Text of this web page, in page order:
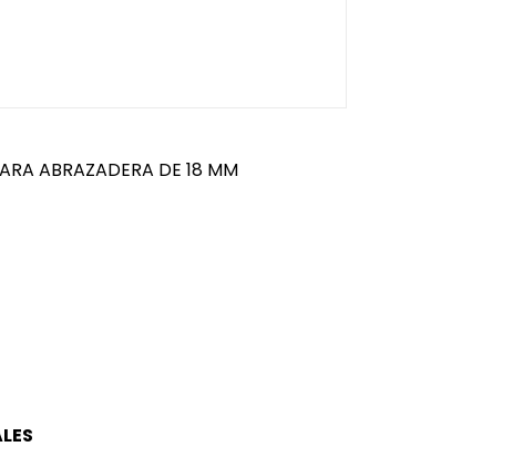
ABRAZADERA DE 18 MM